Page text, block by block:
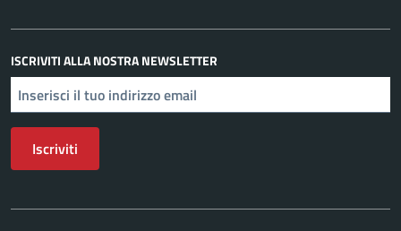
ISCRIVITI ALLA NOSTRA NEWSLETTER